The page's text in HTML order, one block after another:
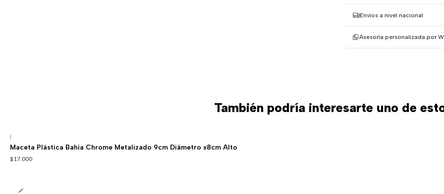
Envíos a nivel nacional
Asesoría personalizada por
También podría interesarte uno de
|
Maceta Plástica Bahía Chrome Metalizado 9cm Diámetro x8cm Alto
$17.000